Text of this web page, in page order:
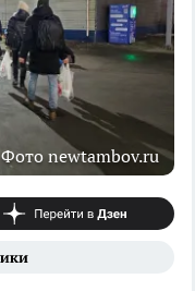
Фото newtambov.ru